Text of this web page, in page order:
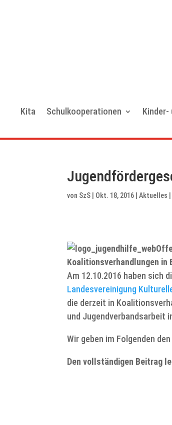
Kita Schulkooperationen Kinder-
von SzS Okt. 18, 2016 |Aktuelles
Koalitionsverhandlungen in
Am 12.10.2016 haben sich
Landesvereinigung
die derzeit in
und Jugendverbandsarbeit
Wir geben im Folgenden
Den vollständigen Beitrag